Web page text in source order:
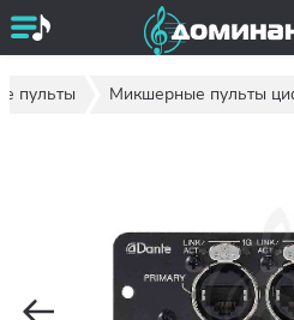
пульты Микшерные пульты